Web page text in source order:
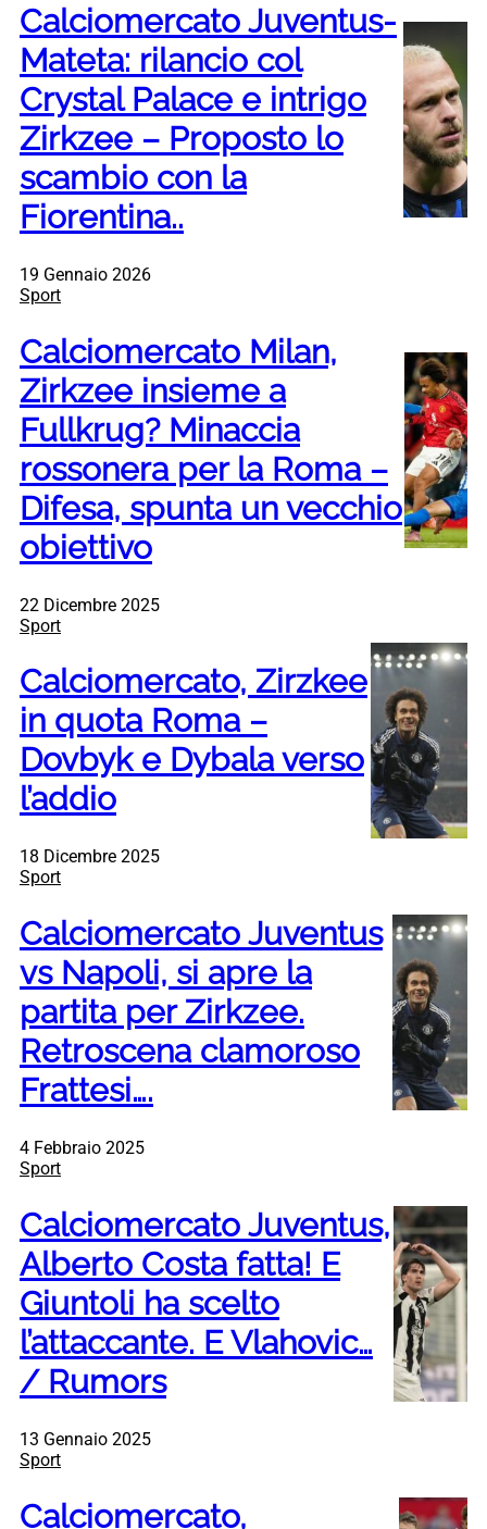
Calciomercato Juventus-
Mateta: rilancio col
Crystal Palace e intrigo
Zirkzee – Proposto lo
scambio con la
Fiorentina..
19 Gennaio 2026
Sport
Calciomercato Milan,
Zirkzee insieme a
Fullkrug? Minaccia
rossonera per la Roma –
Difesa, spunta un vecchio
obiettivo
22 Dicembre 2025
Sport
Calciomercato, Zirzkee
in quota Roma –
Dovbyk e Dybala verso
l’addio
18 Dicembre 2025
Sport
Calciomercato Juventus
vs Napoli, si apre la
partita per Zirkzee.
Retroscena clamoroso
Frattesi….
4 Febbraio 2025
Sport
Calciomercato Juventus,
Alberto Costa fatta! E
Giuntoli ha scelto
l’attaccante. E Vlahovic…
/ Rumors
13 Gennaio 2025
Sport
Calciomercato,